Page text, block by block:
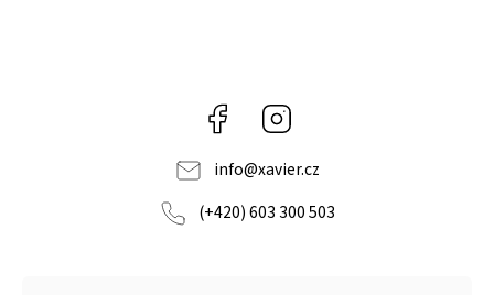
Facebook
info@xavier.cz
(+420) 603 300 503